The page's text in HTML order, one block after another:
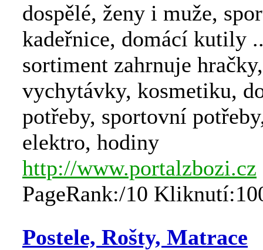
dospělé, ženy i muže,
kadeřnice, domácí kutily
sortiment zahrnuje
vychytávky, kosmetiku,
potřeby, sportovní
elektro, hodiny
http://www.portalzbozi.cz
PageRank:/10
Postele, Rošty, Matrace